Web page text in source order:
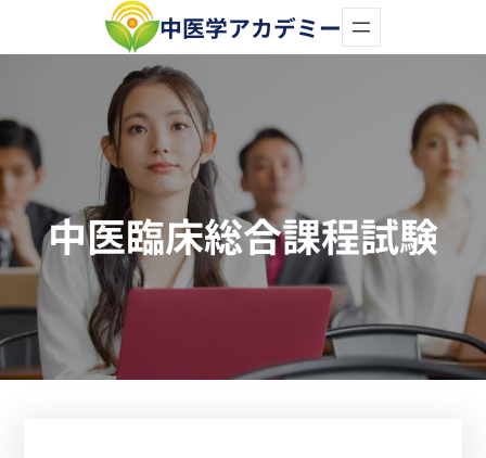
容
ス
キ
ッ
プ
中医学アカデミー
中医臨床総合課程試験